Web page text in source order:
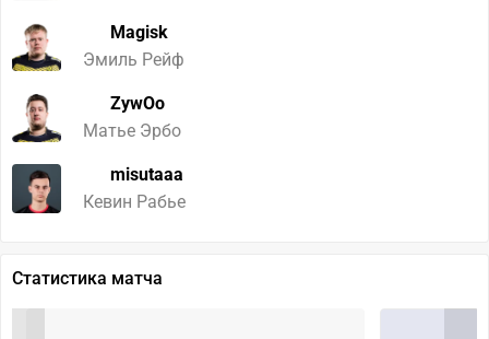
Magisk
Эмиль Рейф
ZywOo
Матье Эрбо
misutaaa
Кевин Рабье
Статистика матча